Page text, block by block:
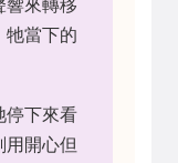
響來轉移
牠當下的
停下來看
用開心但